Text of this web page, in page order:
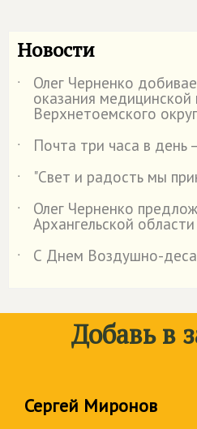
Новости
˙ Олег Черненко
оказания
Верхнетоемского
˙
Почта три часа в день
˙
"Свет и радость мы
˙
Олег Черненко
Архангельской
˙
С Днем Воздушно-
Добавь в
Сергей Миронов